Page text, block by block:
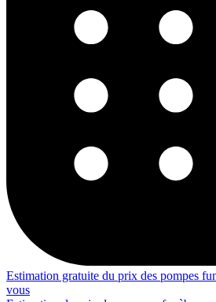
Estimation gratuite du prix des pompes
vous